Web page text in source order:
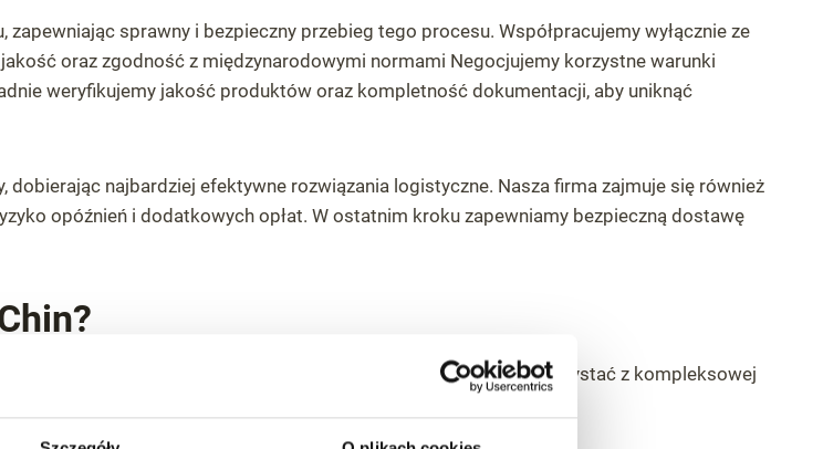
sprawny i bezpieczny przebieg tego procesu. Współpracujemy wyłącznie ze
oraz zgodność z międzynarodowymi normami Negocjujemy korzystne warunki
weryfikujemy jakość produktów oraz kompletność dokumentacji, aby uniknąć
najbardziej efektywne rozwiązania logistyczne. Nasza firma zajmuje się również
opóźnień i dodatkowych opłat. W ostatnim kroku zapewniamy bezpieczną dostawę
etapy, w zależności od potrzeb klienta. Dzięki temu możesz skorzystać z kompleksowej
partnera.